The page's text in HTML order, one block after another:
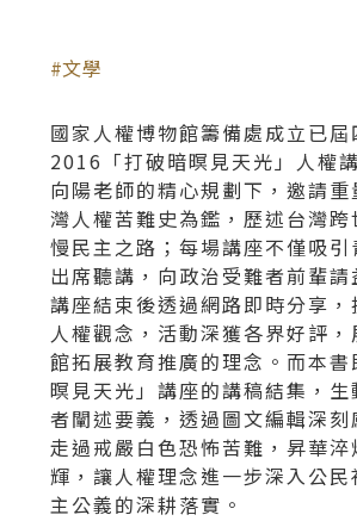
文學
國家人權博物館籌備處成立已屆
2016「打破暗暝見天光」人權
向陽老師的精心規劃下，邀請重
灣人權苦難史為鑑，歷述台灣跨
慢民主之路；每場講座不僅吸
出席聽講，向政治受難者前輩
講座結束後透過網路即時分享，
人權觀念，活動深獲各界好評
館拓展教育推廣的理念。而本
暝見天光」講座的講稿結集，
者闡述要義，透過圖文編輯深刻
走過戒嚴白色恐怖苦難，昇華
輝，讓人權理念進一步深入公民
主公義的深耕落實。